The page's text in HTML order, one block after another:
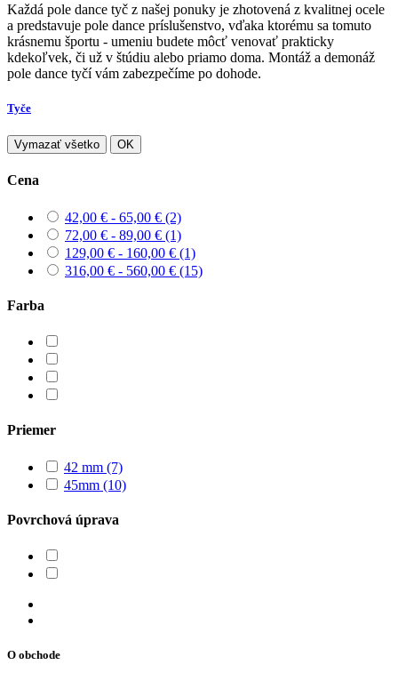
Každá pole dance tyč z našej ponuky je zhotovená z kvalitnej ocele
a predstavuje pole dance príslušenstvo, vďaka ktorému sa tomuto
krásnemu športu - umeniu budete môcť venovať prakticky
kdekoľvek, či už v štúdiu alebo priamo doma. Montáž a demonáž
pole dance tyčí vám zabezpečíme po dohode.
Tyče
Vymazať všetko OK
Cena
42,00 € - 65,00 € (2)
72,00 € - 89,00 € (1)
129,00 € - 160,00 € (1)
316,00 € - 560,00 € (15)
Farba
Priemer
42 mm (7)
45mm (10)
Povrchová úprava
O obchode